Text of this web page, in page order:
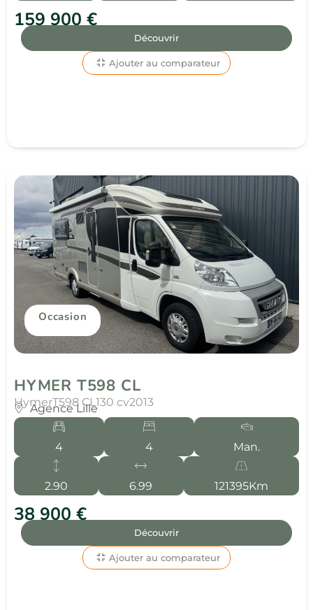
159 900 €
Découvrir
Ajouter au comparateur
Occasion
HYMER T598 CL
HymerT598 CL 130 cv2013
Agence Lille
4 4 Man.
2.90 6.99 121395Km
38 900 €
Découvrir
Ajouter au comparateur